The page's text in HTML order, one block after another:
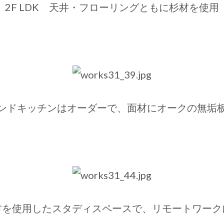
2F LDK 天井・フローリングともに杉材を使用
ドキッチンはオーダーで、面材にオークの無垢
使用したスタディスペースで、リモートワー